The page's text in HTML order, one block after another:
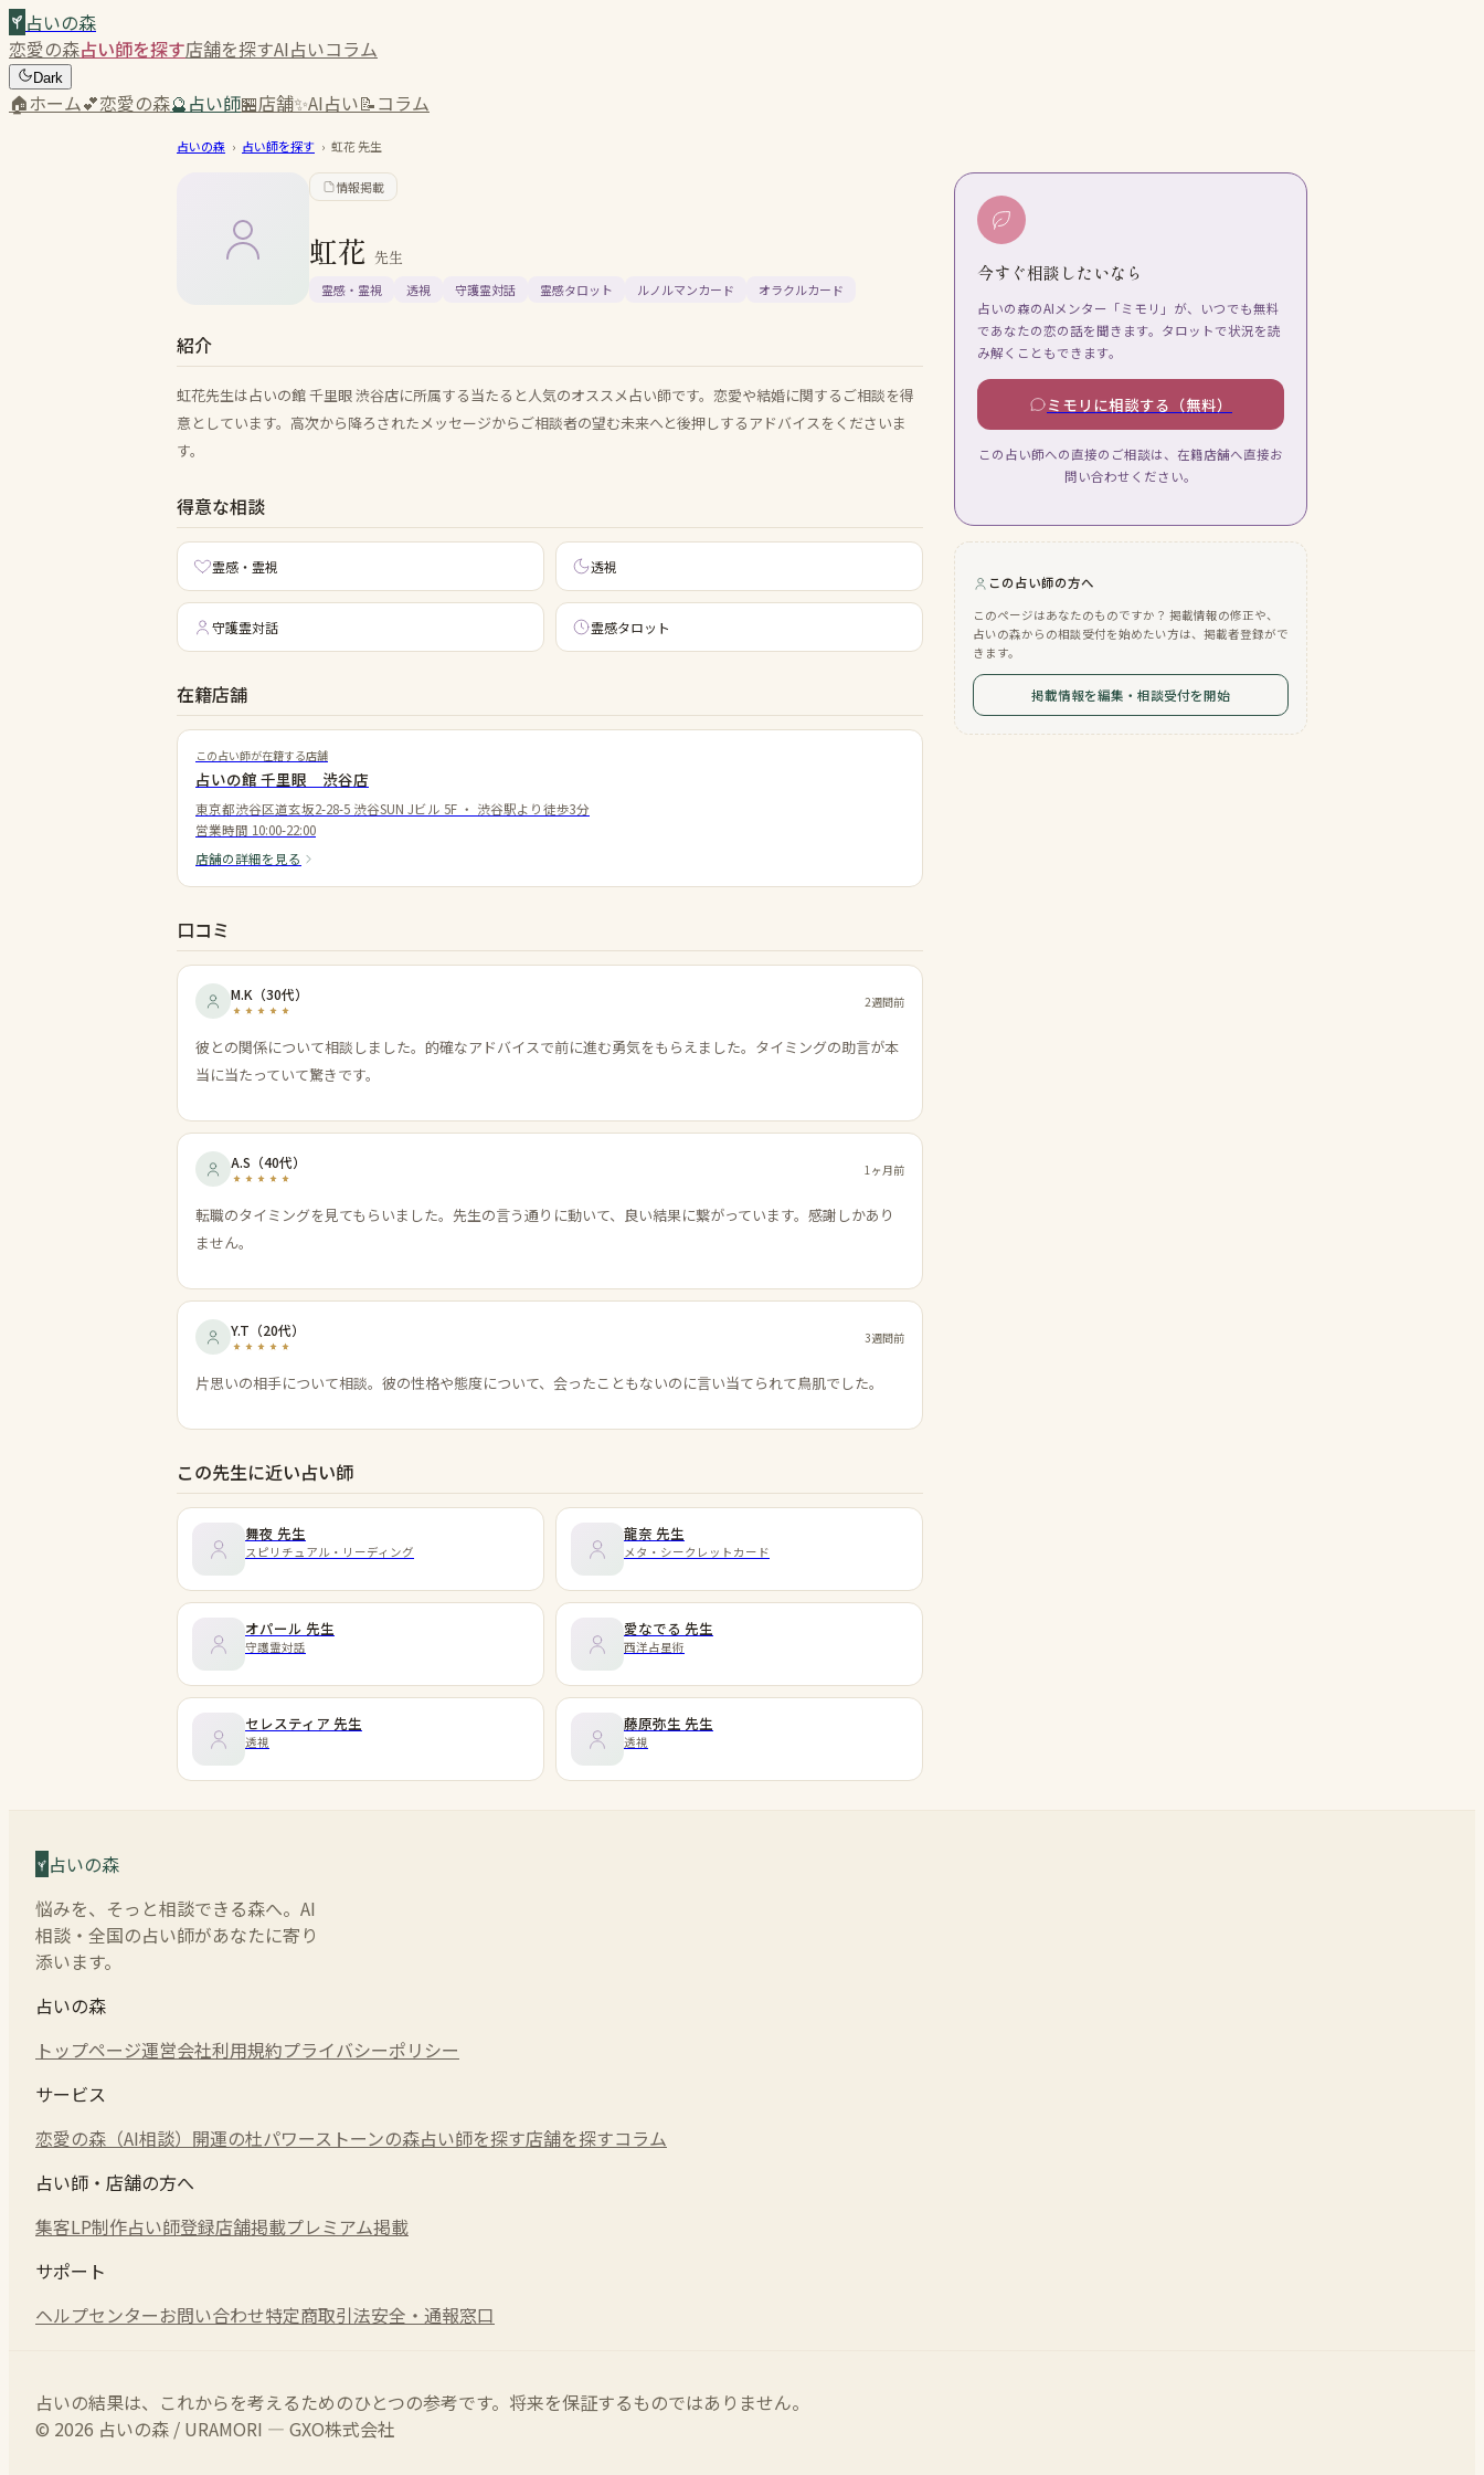
占いの森
恋愛の森占い師を探す店舗を探すAI占いコラム
Dark
🏠ホーム💕恋愛の森🔮占い師🏪店舗✨AI占い📝コラム
占いの森 › 占い師を探す › 虹花先生
情報掲載
虹花 先生
霊感・霊視 透視 守護霊対話 霊感タロット ルノルマンカード オラクルカード
紹介
虹花先生は占いの館 千里眼 渋谷店に所属する当たると人気のオススメ占い師です。恋愛や結婚に関するご相談を得
意としています。高次から降ろされたメッセージからご相談者の望む未来へと後押しするアドバイスをくださいま
す。
得意な相談
霊感・霊視 透視
守護霊対話 霊感タロット
在籍店舗
この占い師が在籍する店舗
占いの館 千里眼 渋谷店
東京都渋谷区道玄坂2-28-5 渋谷SUN Jビル 5F ・ 渋谷駅より徒歩3分
営業時間 10:00-22:00
店舗の詳細を見る
口コミ
M.K （30代） 2週間前
彼との関係について相談しました。的確なアドバイスで前に進む勇気をもらえました。タイミングの助言が本
当に当たっていて驚きです。
A.S （40代） 1ヶ月前
転職のタイミングを見てもらいました。先生の言う通りに動いて、良い結果に繋がっています。感謝しかあり
ません。
Y.T （20代） 3週間前
片思いの相手について相談。彼の性格や態度について、会ったこともないのに言い当てられて鳥肌でした。
この先生に近い占い師
舞夜 先生
スピリチュアル・リーディング
龍奈 先生
メタ・シークレットカード
オパール 先生
守護霊対話
愛なでる 先生
西洋占星術
セレスティア 先生
透視
藤原弥生 先生
透視
今すぐ相談したいなら
占いの森のAIメンター「ミモリ」が、いつでも無料
であなたの恋の話を聞きます。タロットで状況を読
み解くこともできます。
ミモリに相談する（無料）
この占い師への直接のご相談は、在籍店舗へ直接お
問い合わせください。
この占い師の方へ
このページはあなたのものですか？ 掲載情報の修正や、
占いの森からの相談受付を始めたい方は、掲載者登録がで
きます。
掲載情報を編集・相談受付を開始
占いの森
悩みを、そっと相談できる森へ。AI
相談・全国の占い師があなたに寄り
添います。
占いの森
トップページ運営会社利用規約プライバシーポリシー
サービス
恋愛の森（AI相談） 開運の杜パワーストーンの森占い師を探す店舗を探すコラム
占い師・店舗の方へ
集客LP制作占い師登録店舗掲載プレミアム掲載
サポート
ヘルプセンターお問い合わせ特定商取引法安全・通報窓口
占いの結果は、これからを考えるためのひとつの参考です。将来を保証するものではありません。
© 2026 占いの森 / URAMORI — GXO株式会社